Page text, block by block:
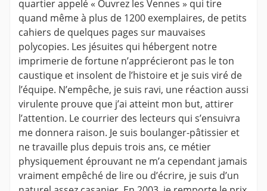
quartier appelé « Ouvrez les Vennes » qui tire
quand même à plus de 1200 exemplaires, de petits
cahiers de quelques pages sur mauvaises
polycopies. Les jésuites qui hébergent notre
imprimerie de fortune n’apprécieront pas le ton
caustique et insolent de l’histoire et je suis viré de
l’équipe. N’empêche, je suis ravi, une réaction aussi
virulente prouve que j’ai atteint mon but, attirer
l’attention. Le courrier des lecteurs qui s’ensuivra
me donnera raison. Je suis boulanger-pâtissier et
ne travaille plus depuis trois ans, ce métier
physiquement éprouvant ne m’a cependant jamais
vraiment empêché de lire ou d’écrire, je suis d’un